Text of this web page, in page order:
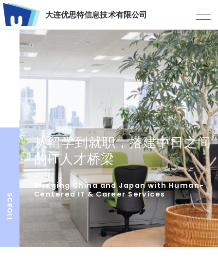
大连优思特信息技术有限公司
从留学到就职，搭建中日之间
的IT人才桥梁
Bridging China and Japan with Human-
Centered IT & Career Services